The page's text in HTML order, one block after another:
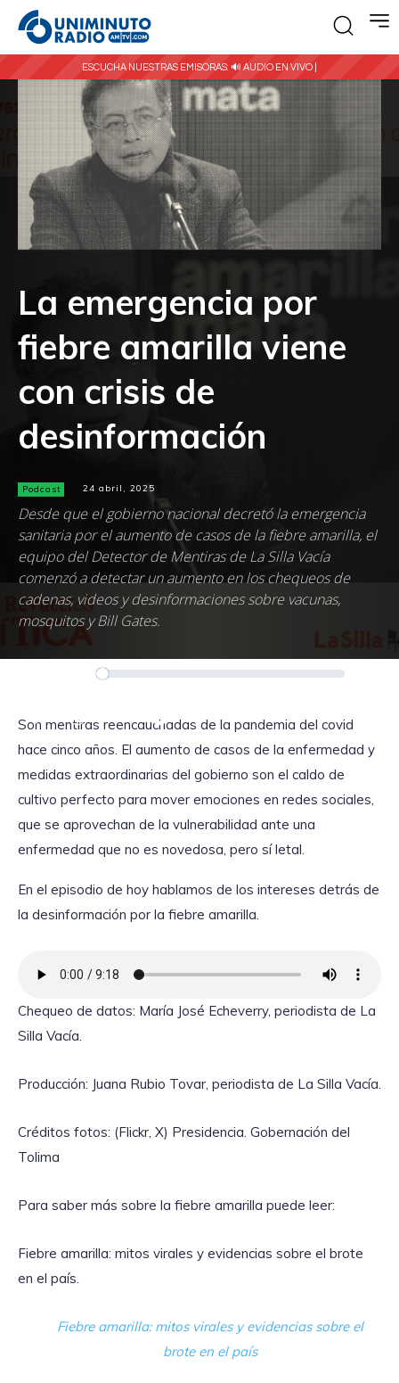
ESCUCHA NUESTRAS EMISORAS: 🔊 AUDIO EN VIVO |
La emergencia por
fiebre amarilla viene
con crisis de
desinformación
Podcast 24 abril, 2025
Desde que el gobierno nacional decretó la emergencia
sanitaria por el aumento de casos de la fiebre amarilla, el
equipo del Detector de Mentiras de La Silla Vacía
comenzó a detectar un aumento en los chequeos de
cadenas, videos y desinformaciones sobre vacunas,
mosquitos y Bill Gates.
Reproductor
Son mentiras reencauchadas de la pandemia del covid
hace cinco años. El aumento de casos de la enfermedad y
medidas extraordinarias del gobierno son el caldo de
cultivo perfecto para mover emociones en redes sociales,
que se aprovechan de la vulnerabilidad ante una
enfermedad que no es novedosa, pero sí letal.
En el episodio de hoy hablamos de los intereses detrás de
la desinformación por la fiebre amarilla.
Chequeo de datos: María José Echeverry, periodista de La
Silla Vacía.
Producción: Juana Rubio Tovar, periodista de La Silla Vacía.
Créditos fotos: (Flickr, X) Presidencia. Gobernación del
Tolima
Para saber más sobre la fiebre amarilla puede leer:
Fiebre amarilla: mitos virales y evidencias sobre el brote
en el país.
Fiebre amarilla: mitos virales y evidencias sobre el
brote en el país